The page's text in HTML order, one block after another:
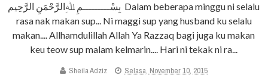
بِسْـــــــــمِ ﷲِالرَّحْمَنِ الرَّحِيم Dalam beberapa minggu ni selalu
rasa nak makan sup... Ni maggi sup yang husband ku selalu
makan.... Allhamdulillah Allah Ya Razzaq bagi juga ku makan
keu teow sup malam kelmarin.... Hari ni tekak ni ra...
Sheila Adziz Selasa, November 10, 2015